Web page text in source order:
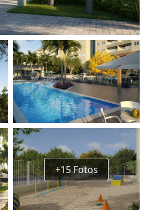
+15 Fotos